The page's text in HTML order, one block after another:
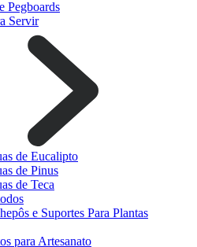
Pegboards
Servir
de Eucalipto
de Pinus
de Teca
e Suportes Para Plantas
para Artesanato